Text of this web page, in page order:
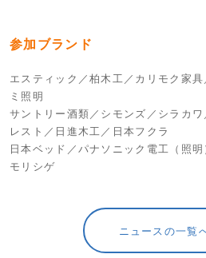
参加ブランド
エスティック／柏木工／カリモク家
ミ照明
サントリー酒類／シモンズ／シラカ
レスト／日進木工／日本フクラ
日本ベッド／パナソニック電工（照
モリシゲ
ニュースの一覧